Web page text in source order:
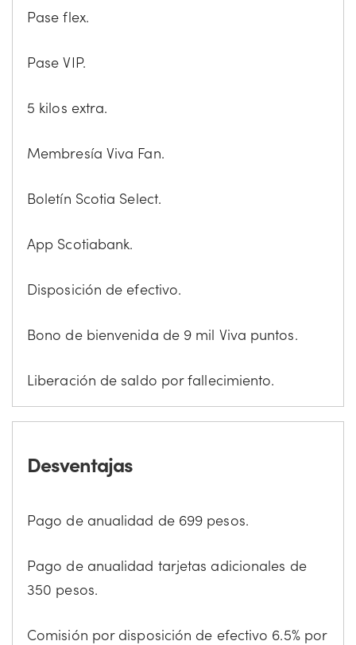
Pase flex.
Pase VIP.
5 kilos extra.
Membresía Viva Fan.
Boletín Scotia Select.
App Scotiabank.
Disposición de efectivo.
Bono de bienvenida de 9 mil Viva puntos.
Liberación de saldo por fallecimiento.
Desventajas
Pago de anualidad de 699 pesos.
Pago de anualidad tarjetas adicionales de
350 pesos.
Comisión por disposición de efectivo 6.5% por